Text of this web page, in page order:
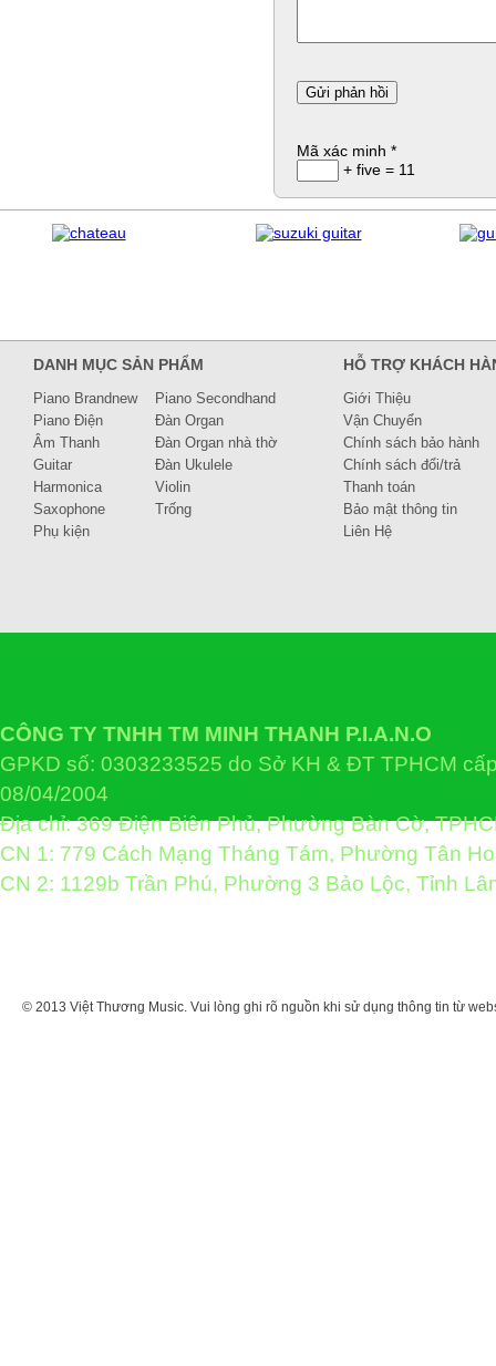
Mã xác minh *
+ five = 11
DANH MỤC SẢN PHẨM
Piano Brandnew
Piano Secondhand
Piano Điện
Đàn Organ
Âm Thanh
Đàn Organ nhà thờ
Guitar
Đàn Ukulele
Harmonica
Violin
Saxophone
Trống
Phụ kiện
HỖ TRỢ KHÁCH
Giới Thiệu
Vận Chuyển
Chính sách bảo hành
Chính sách đổi/trả
Thanh toán
Bảo mật thông tin
Liên Hệ
CÔNG TY TNHH TM MINH THANH P.I.A.N.O
GPKD số: 0303233525 do Sở KH & ĐT TPHCM
08/04/2004
Địa chỉ: 369 Điện Biên Phủ, Phường Bàn Cờ,
CN 1: 779 Cách Mạng Tháng Tám, Phường Tân
CN 2: 1129b Trần Phú, Phường 3 Bảo Lộc, Tỉnh
© 2013 Việt Thương Music. Vui lòng ghi rõ nguồn khi sử dụng thông tin từ